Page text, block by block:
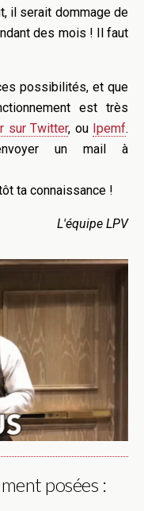
il serait dommage de
des mois ! Il faut
possibilités, et que
est très
sur Twitter, ou Ipemf.
un mail à
ta connaissance !
L'équipe LPV
posées :